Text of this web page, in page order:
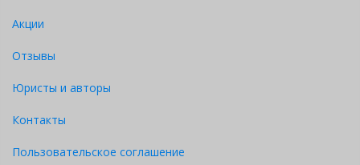
Акции
Отзывы
Юристы и авторы
Контакты
Пользовательское соглашение